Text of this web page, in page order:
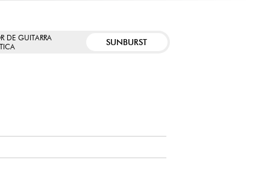
DE GUITARRA
SUNBURST